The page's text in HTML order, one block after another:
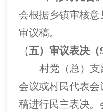
会根据乡镇审核
审议稿。
（五）审议表决（
村党（总）
会议或村民代表
稿进行民主表决